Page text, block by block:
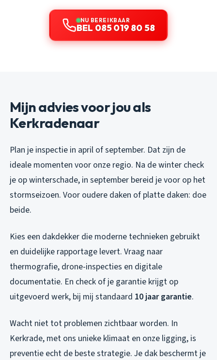
NU BEREIKBAAR
BEL 085 019 80 58
Mijn advies voor jou als
Kerkradenaar
Plan je inspectie in april of september. Dat zijn de
ideale momenten voor onze regio. Na de winter check
je op winterschade, in september bereid je voor op het
stormseizoen. Voor oudere daken of platte daken: doe
beide.
Kies een dakdekker die moderne technieken gebruikt
en duidelijke rapportage levert. Vraag naar
thermografie, drone-inspecties en digitale
documentatie. En check of je garantie krijgt op
uitgevoerd werk, bij mij standaard 10 jaar garantie.
Wacht niet tot problemen zichtbaar worden. In
Kerkrade, met ons unieke klimaat en onze ligging, is
preventie echt de beste strategie. Je dak beschermt je